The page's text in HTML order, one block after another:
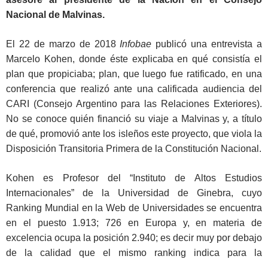
Nacional de Malvinas.
El 22 de marzo de 2018 Infobae publicó una entrevista a
Marcelo Kohen, donde éste explicaba en qué consistía el
plan que propiciaba; plan, que luego fue ratificado, en una
conferencia que realizó ante una calificada audiencia del
CARI (Consejo Argentino para las Relaciones Exteriores).
No se conoce quién financió su viaje a Malvinas y, a título
de qué, promovió ante los isleños este proyecto, que viola la
Disposición Transitoria Primera de la Constitución Nacional.
Kohen es Profesor del “Instituto de Altos Estudios
Internacionales” de la Universidad de Ginebra, cuyo
Ranking Mundial en la Web de Universidades se encuentra
en el puesto 1.913; 726 en Europa y, en materia de
excelencia ocupa la posición 2.940; es decir muy por debajo
de la calidad que el mismo ranking indica para la